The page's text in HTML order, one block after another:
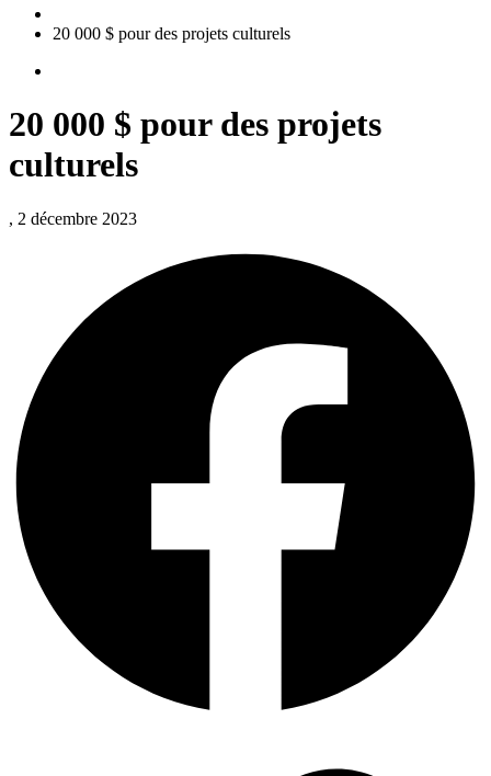
20 000 $ pour des projets culturels
20 000 $ pour des projets
culturels
, 2 décembre 2023